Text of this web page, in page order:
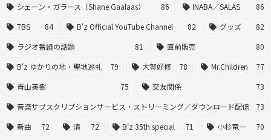
シェーン・ガラース（Shane Gaalaas）
86 INABA／SALAS
86
TBS
84 B'z Official YouTube Channel 82 グッズ
82
ラジオ番組の話題
81 直前販売
80
B'z ゆかりの地・聖地巡礼
79 大賀好修 78 Mr.Children
77
青山英樹
75 交友関係
73
音楽サブスクリプションサービス・ストリーミング／ダウンロード配信
73
新曲
72 清 72 B'z 35th special 71 小杉竜一
70